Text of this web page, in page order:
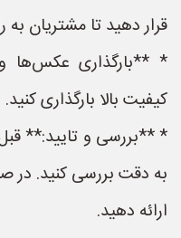
قرار دهید تا مشتریان به
* **بارگذاری عکس‌ها
کیفیت بالا بارگذاری کنید.
* **بررسی و تایید:** قبل
به دقت بررسی کنید. در
ارائه دهید.